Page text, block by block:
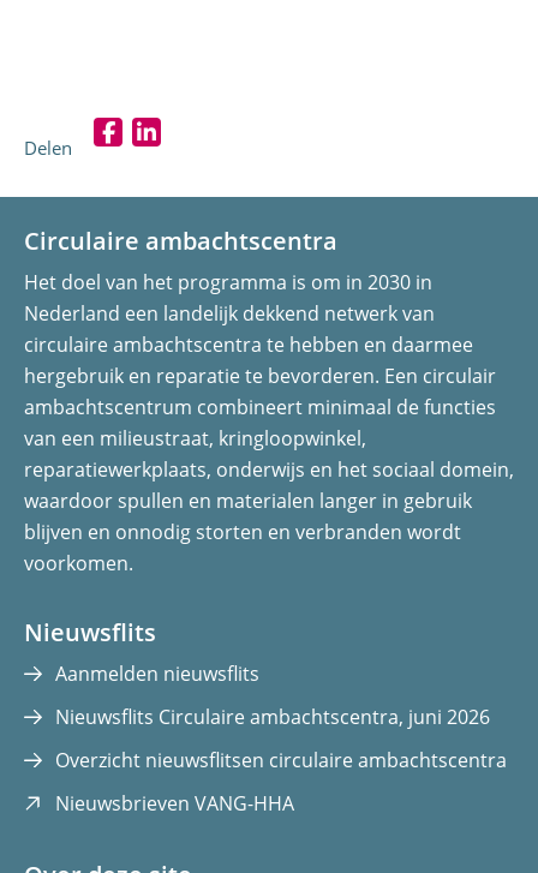
Delen
e
e
n
o
p
F
a
c
e
b
o
o
(opent
venster)
e
e
n
o
p
L
i
n
k
e
d
I
(opent
in
venster)
Circulaire ambachtscentra
Het doel van het programma is om in 2030 in
Nederland een landelijk dekkend netwerk van
circulaire ambachtscentra te hebben en daarmee
hergebruik en reparatie te bevorderen. Een circulair
ambachtscentrum combineert minimaal de functies
van een milieustraat, kringloopwinkel,
reparatiewerkplaats, onderwijs en het sociaal domein,
waardoor spullen en materialen langer in gebruik
blijven en onnodig storten en verbranden wordt
voorkomen.
Nieuwsflits
Aanmelden nieuwsflits
Nieuwsflits Circulaire ambachtscentra, juni 2026
Overzicht nieuwsflitsen circulaire ambachtscentra
Nieuwsbrieven VANG-HHA(opent